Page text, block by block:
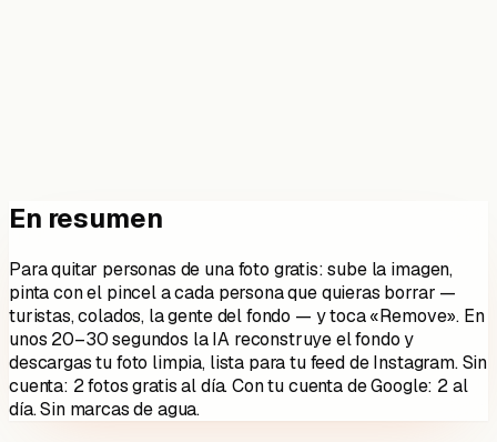
En resumen
Para quitar personas de una foto gratis: sube la imagen,
pinta con el pincel a cada persona que quieras borrar —
turistas, colados, la gente del fondo — y toca «Remove». En
unos 20–30 segundos la IA reconstruye el fondo y
descargas tu foto limpia, lista para tu feed de Instagram. Sin
cuenta: 2fotos gratis al día. Con tu cuenta de Google: 2al
día. Sin marcas de agua.